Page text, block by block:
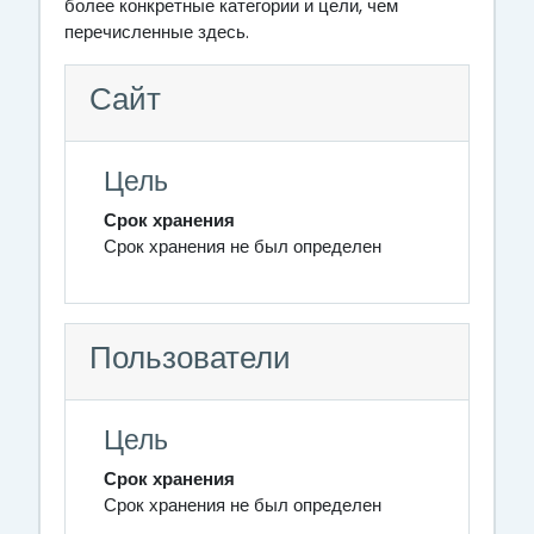
более конкретные категории и цели, чем
перечисленные здесь.
Сайт
Цель
Срок хранения
Срок хранения не был определен
Пользователи
Цель
Срок хранения
Срок хранения не был определен